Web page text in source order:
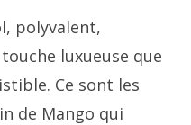
polyvalent,
luxueuse que
Ce sont les
de Mango qui